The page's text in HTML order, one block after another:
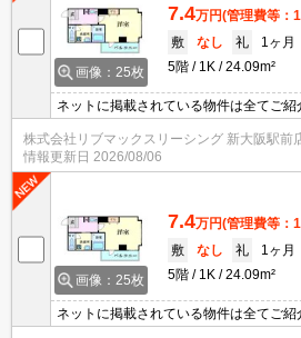
画像：25枚
7.4万円(管理費等：
敷
なし 礼
1ヶ月
5階
1K 24.09m²
ネットに掲載されている物件は全てご
型マンション★インターネット・Wi-Fi
済可能★保証人不要★ご内覧可能です。
株式会社リブマックスリーシング 新大阪駅前
情報更新日 2026/08/06
画像：25枚
7.4万円(管理費等：
敷
なし 礼
1ヶ月
5階
1K 24.09m²
ネットに掲載されている物件は全てご
型マンション★インターネット・Wi-Fi